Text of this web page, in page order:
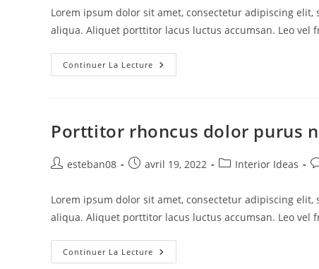
la
publication :
Lorem ipsum dolor sit amet, consectetur adipiscing
aliqua. Aliquet porttitor lacus luctus accumsan. Leo vel
Continuer La Lecture Elementum
Integer
Porttitor rhoncus dolor purus
Auteur/autrice
la
publication :
esteban08
Publication
avril 19, 2022
PostInterior Ideas
Lorem ipsum dolor sit amet, consectetur adipiscing
aliqua. Aliquet porttitor lacus luctus accumsan. Leo vel
Continuer La Lecture Porttitor
Rhoncus